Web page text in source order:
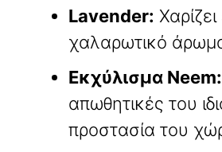
Lavender:
χαλαρωτικό
Εκχύλισμα Neem:
απωθητικές του
προστασία του